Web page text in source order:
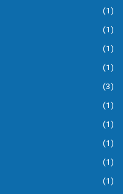
(1)
(1)
(1)
(1)
(3)
(1)
(1)
(1)
(1)
(1)